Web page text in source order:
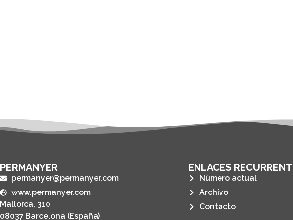
PERMANYER
permanyer@permanyer.com
www.permanyer.com
Mallorca, 310
08037 Barcelona (España)
ENLACES
Número actual
Archivo
Contacto